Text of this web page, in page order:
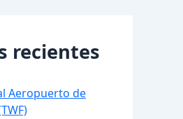
recientes
Aeropuerto de